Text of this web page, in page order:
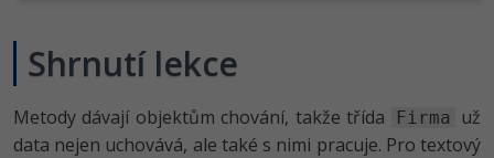
Shrnutí lekce
Metody dávají objektům chování, takže třída Firma
už
data nejen uchovává, ale také s nimi pracuje. Pro textový